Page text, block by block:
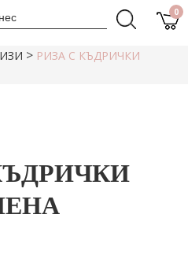
0
> РИЗА С КЪДРИЧКИ